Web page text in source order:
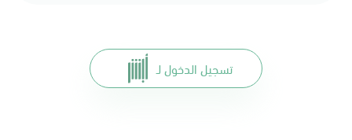
تسجيل الدخول لـ